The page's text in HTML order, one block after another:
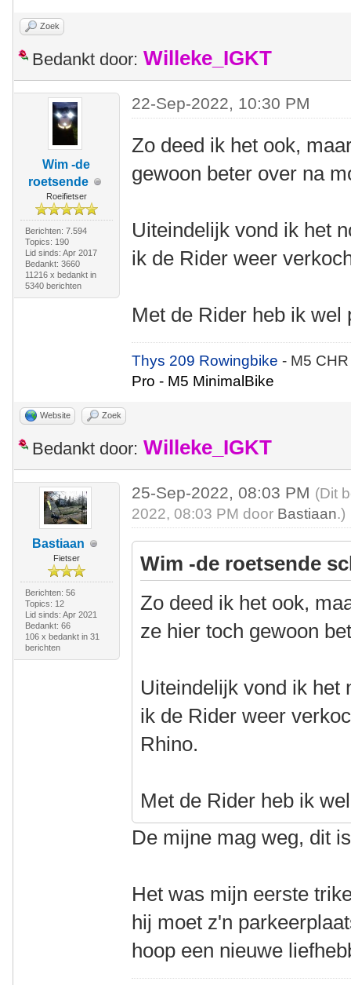
Zoek
Bedankt door: Willeke_IGKT
Wim -de
roetsende
Roeifietser
Berichten: 7.594
Topics: 190
Lid sinds: Apr 2017
Bedankt: 3660
11216 x bedankt in
5340 berichten
22-Sep-2022, 10:30 PM
Zo deed ik het ook,
gewoon beter over na
Uiteindelijk vond ik het
ik de Rider weer
Met de Rider heb ik wel
Thys 209 Rowingbike- M5
Pro - M5 MinimalBike
Website Zoek
Bedankt door: Willeke_IGKT
Bastiaan
Fietser
Berichten: 56
Topics: 12
Lid sinds: Apr 2021
Bedankt: 66
106 x bedankt in 31
berichten
25-Sep-2022, 08:03 PM (Dit
2022, 08:03 PM door Bastiaan.)
Wim -de roetsende
Zo deed ik het ook,
ze hier toch gewoon
Uiteindelijk vond ik het
ik de Rider weer
Rhino.
Met de Rider heb ik
De mijne mag weg, dit
Het was mijn eerste
hij moet z'n
hoop een nieuwe